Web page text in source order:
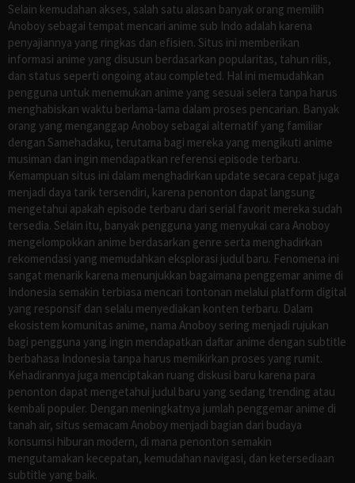
Selain kemudahan akses, salah satu alasan banyak orang memilih
Anoboy sebagai tempat mencari anime sub Indo adalah karena
penyajiannya yang ringkas dan efisien. Situs ini memberikan
informasi anime yang disusun berdasarkan popularitas, tahun rilis,
dan status seperti ongoing atau completed. Hal ini memudahkan
pengguna untuk menemukan anime yang sesuai selera tanpa harus
menghabiskan waktu berlama-lama dalam proses pencarian. Banyak
orang yang menganggap Anoboy sebagai alternatif yang familiar
dengan Samehadaku, terutama bagi mereka yang mengikuti anime
musiman dan ingin mendapatkan referensi episode terbaru.
Kemampuan situs ini dalam menghadirkan update secara cepat juga
menjadi daya tarik tersendiri, karena penonton dapat langsung
mengetahui apakah episode terbaru dari serial favorit mereka sudah
tersedia. Selain itu, banyak pengguna yang menyukai cara Anoboy
mengelompokkan anime berdasarkan genre serta menghadirkan
rekomendasi yang memudahkan eksplorasi judul baru. Fenomena ini
sangat menarik karena menunjukkan bagaimana penggemar anime di
Indonesia semakin terbiasa mencari tontonan melalui platform digital
yang responsif dan selalu menyediakan konten terbaru. Dalam
ekosistem komunitas anime, nama Anoboy sering menjadi rujukan
bagi pengguna yang ingin mendapatkan daftar anime dengan subtitle
berbahasa Indonesia tanpa harus memikirkan proses yang rumit.
Kehadirannya juga menciptakan ruang diskusi baru karena para
penonton dapat mengetahui judul baru yang sedang trending atau
kembali populer. Dengan meningkatnya jumlah penggemar anime di
tanah air, situs semacam Anoboy menjadi bagian dari budaya
konsumsi hiburan modern, di mana penonton semakin
mengutamakan kecepatan, kemudahan navigasi, dan ketersediaan
subtitle yang baik.